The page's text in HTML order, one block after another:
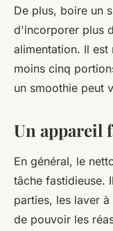
De plus, boire un
d'incorporer plus
alimentation. Il
moins cinq
un smoothie peut
Un appareil
En général, le
tâche fastidieuse.
parties, les laver
de pouvoir les